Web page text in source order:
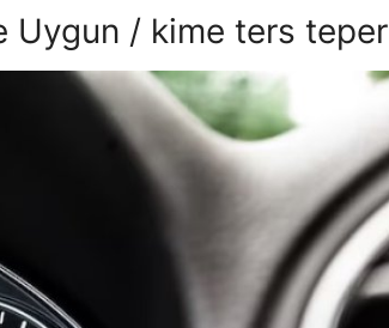
Uygun / kime ters teper